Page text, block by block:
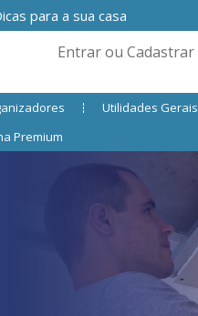
para a sua casa
Entrar ou Cadastrar
Utilidades Gerais
Premium